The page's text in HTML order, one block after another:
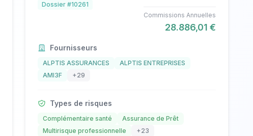
Dossier #10261
Commissions Annuelles
28.886,01 €
Fournisseurs
ALPTIS ASSURANCES
ALPTIS ENTREPRISES
AMI3F
+29
Types de risques
Complémentaire santé
Assurance de Prêt
Multirisque professionnelle
+23